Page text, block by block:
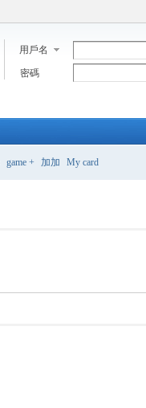
用戶名
密碼
game + 加加 My card